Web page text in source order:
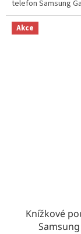
telefon Samsung
Akce
Knížkové